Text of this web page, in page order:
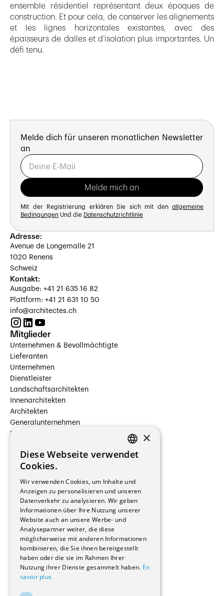
ensemble résidentiel représentant deux époques de
construction. Et pour cela, de conserver les alignements
et les lignes horizontales existantes, avec des
épaisseurs de dalles et d’isolation plus importantes. Un
défi tenu.
Melde dich für unseren monatlichen Newsletter
an
Mit der Registrierung erklären Sie sich mit den allgemeine
Bedingungen Und die Datenschutzrichtlinie
Adresse:
Avenue de Longemalle 21
1020 Renens
Schweiz
Kontakt:
Ausgabe: +41 21 635 16 82
Plattform: +41 21 631 10 50
info@architectes.ch
Mitglieder
Unternehmen & Bevollmächtigte
Lieferanten
Unternehmen
Dienstleister
Landschaftsarchitekten
Innenarchitekten
Architekten
Generalunternehmen
Beauftragte Unternehmen
Hersteller/Lieferanten
Bauherrschaften
Immobilienverwaltungsgesellschaften
Stockwerkeigentum
Reportagen
Wohnungen
Renovierungen
Innere Umbauten
Gastgewerbe und Tourismus
Verwaltungsgebäude und Geschäfte
Schuleinrichtungen
Medizinische Einrichtungen
FRENCH
×
Diese Webseite verwendet
Cookies.
Wir verwenden Cookies, um Inhalte und
Anzeigen zu personalisieren und unseren
Datenverkehr zu analysieren. Wir geben
Informationen über Ihre Nutzung unserer
Website auch an unsere Werbe- und
Analysepartner weiter, die diese
möglicherweise mit anderen Informationen
kombinieren, die Sie ihnen bereitgestellt
haben oder die sie im Rahmen Ihrer
Nutzung ihrer Dienste gesammelt haben. En
savoir plus